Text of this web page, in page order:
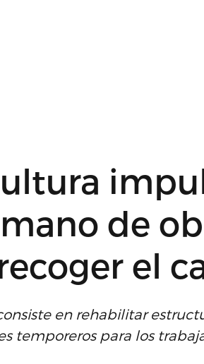
de
el
en rehabilitar
temporeros para los